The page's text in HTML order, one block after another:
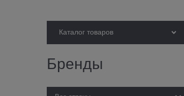
Каталог товаров
Бренды